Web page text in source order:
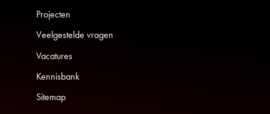
Projecten
Veelgestelde vragen
Vacatures
Kennisbank
Sitemap